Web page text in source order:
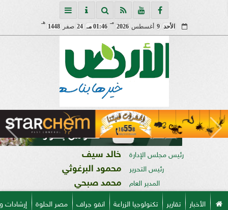
الأحد 9 أغسطس2026
مـ
01:46 مـ 24 صفر1448
هـ
رئيس مجلس الإدارة خالد سيف
رئيس التحرير محمود البرغوثي
المدير العام محمد صبحي
الأخبار تقارير تكنولوجيا الزراعة انفو جراف مصر الحلوة